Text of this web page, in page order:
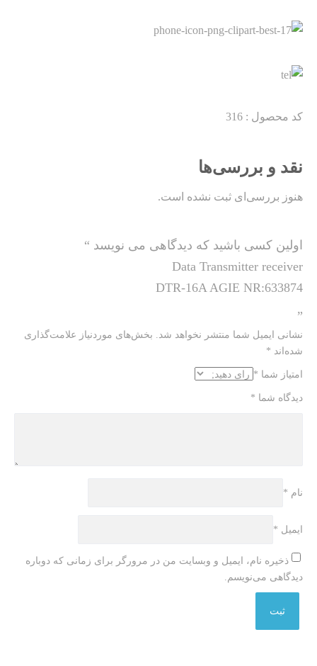
کد محصول : 316
نقد و بررسی‌ها
هنوز بررسی‌ای ثبت نشده است.
اولین کسی باشید که دیدگاهی می نویسد “
Data Transmitter receiver
DTR-16A AGIE NR:633874
”
نشانی ایمیل شما منتشر نخواهد شد.
بخش‌های موردنیاز علامت‌گذاری
شده‌اند *
امتیاز شما *
دیدگاه شما *
نام *
ایمیل *
ذخیره نام، ایمیل و وبسایت من در مرورگر برای زمانی که دوباره
دیدگاهی می‌نویسم.